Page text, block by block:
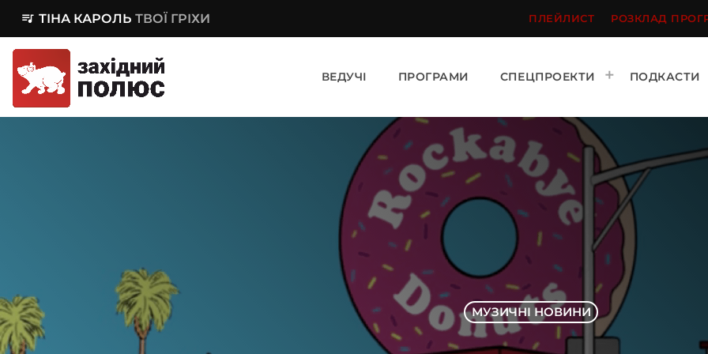
queue_music ТІНА КАРОЛЬ ТВОЇ ГРІХИ ПЛЕЙЛИСТ РОЗКЛАД
ВЕДУЧІ ПРОГРАМИ СПЕЦПРОЕКТИ ПОДКАСТИ
МУЗИЧНІ НОВИНИ